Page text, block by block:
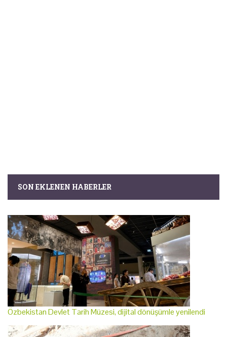
SON EKLENEN HABERLER
Özbekistan Devlet Tarih Müzesi, dijital dönüşümle yenilendi